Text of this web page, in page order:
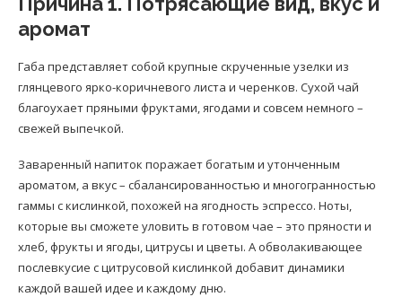
аромат
Габа представляет собой крупные скрученные узелки из
глянцевого ярко-коричневого листа и черенков. Сухой чай
благоухает пряными фруктами, ягодами и совсем немного –
свежей выпечкой.
Заваренный напиток поражает богатым и утонченным
ароматом, а вкус – сбалансированностью и многогранностью
гаммы с кислинкой, похожей на ягодность эспрессо. Ноты,
которые вы сможете уловить в готовом чае – это пряности и
хлеб, фрукты и ягоды, цитрусы и цветы. А обволакивающее
послевкусие с цитрусовой кислинкой добавит динамики
каждой вашей идее и каждому дню.